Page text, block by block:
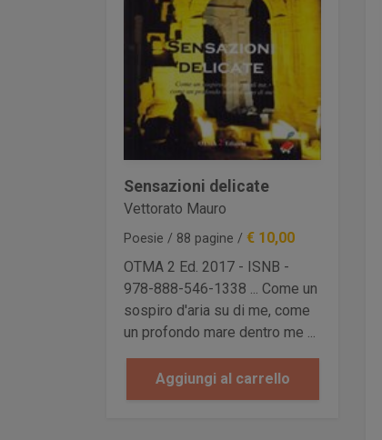
Sensazioni delicate
Vettorato Mauro
Poesie / 88 pagine /€ 10,00
OTMA 2 Ed. 2017 - ISNB -
978-888-546-1338 ... Come un
sospiro d'aria su di me, come
un profondo mare dentro me ...
Aggiungi al carrello